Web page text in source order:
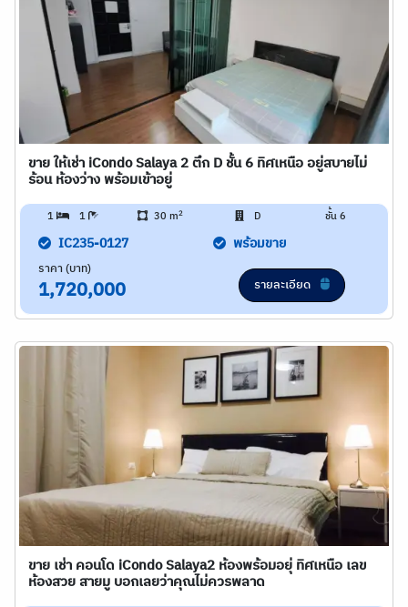
ขาย ให้เช่า iCondo Salaya 2 ตึก D ชั้น 6 ทิศเหนือ อยู่สบายไม่
ร้อน ห้องว่าง พร้อมเข้าอยู่
1 1 30 m2 D ชั้น 6
IC235-0127 พร้อมขาย
ราคา (บาท)
1,720,000 รายละเอียด
ขาย เช่า คอนโด iCondo Salaya2 ห้องพร้อมอยุ่ ทิศเหนือ เลข
ห้องสวย สายมู บอกเลยว่าคุณไม่ควรพลาด